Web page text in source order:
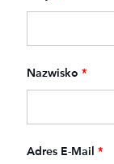
Nazwisko *
Adres E-Mail *